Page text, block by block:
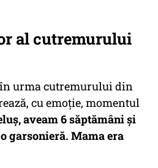
al cutremurului
urma cutremurului din
cu emoție, momentul
aveam 6 săptămâni și
garsonieră. Mama era